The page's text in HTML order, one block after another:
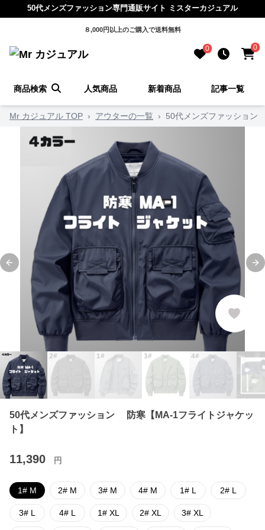
50代メンズファッション専門通販サイト ミスターカジュアル
８,000円以上のご購入で送料無料
0 0
商品検索 人気商品 新着商品 記事一覧
Mr カジュアル TOP › アウターの一覧 › 50代メンズファッショ
Previous slide
50代メンズファッション 防寒【MA-1フライトジャケッ
ト】
11,390 円
1# M 2# M 3# M 4# M 1# L 2# L
3# L 4# L 1# XL 2# XL 3# XL